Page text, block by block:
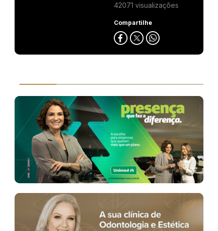
42071 visualizações
Compartilhe